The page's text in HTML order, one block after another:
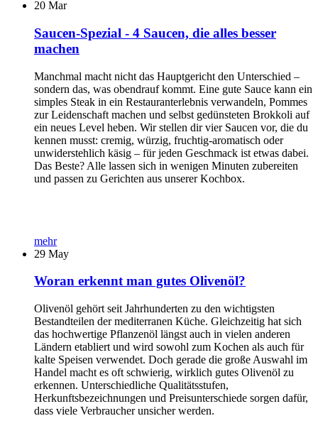
20 Mar
Saucen-Spezial - 4 Saucen, die alles besser
machen
Manchmal macht nicht das Hauptgericht den Unterschied –
sondern das, was obendrauf kommt. Eine gute Sauce kann ein
simples Steak in ein Restauranterlebnis verwandeln, Pommes
zur Leidenschaft machen und selbst gedünsteten Brokkoli auf
ein neues Level heben. Wir stellen dir vier Saucen vor, die du
kennen musst: cremig, würzig, fruchtig-aromatisch oder
unwiderstehlich käsig – für jeden Geschmack ist etwas dabei.
Das Beste? Alle lassen sich in wenigen Minuten zubereiten
und passen zu Gerichten aus unserer Kochbox.
mehr
29 May
Woran erkennt man gutes Olivenöl?
Olivenöl gehört seit Jahrhunderten zu den wichtigsten
Bestandteilen der mediterranen Küche. Gleichzeitig hat sich
das hochwertige Pflanzenöl längst auch in vielen anderen
Ländern etabliert und wird sowohl zum Kochen als auch für
kalte Speisen verwendet. Doch gerade die große Auswahl im
Handel macht es oft schwierig, wirklich gutes Olivenöl zu
erkennen. Unterschiedliche Qualitätsstufen,
Herkunftsbezeichnungen und Preisunterschiede sorgen dafür,
dass viele Verbraucher unsicher werden.